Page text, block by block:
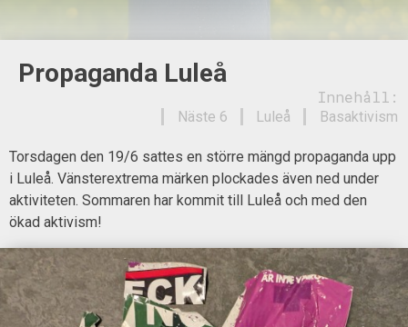
Propaganda Luleå
Innehåll:
Basaktivism
Luleå
Näste 6
Torsdagen den 19/6 sattes en större mängd propaganda upp
i Luleå. Vänsterextrema märken plockades även ned under
aktiviteten. Sommaren har kommit till Luleå och med den
ökad aktivism!